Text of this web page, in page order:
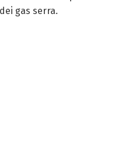
gas serra.